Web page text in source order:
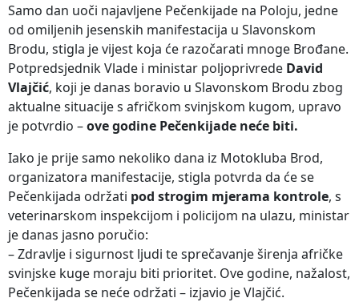
Samo dan uoči najavljene Pečenkijade na Poloju, jedne
od omiljenih jesenskih manifestacija u Slavonskom
Brodu, stigla je vijest koja će razočarati mnoge Brođane.
Potpredsjednik Vlade i ministar poljoprivrede David
Vlajčić, koji je danas boravio u Slavonskom Brodu zbog
aktualne situacije s afričkom svinjskom kugom, upravo
je potvrdio –ove godine Pečenkijade neće biti.
Iako je prije samo nekoliko dana iz Motokluba Brod,
organizatora manifestacije, stigla potvrda da će se
Pečenkijada održati pod strogim mjerama kontrole, s
veterinarskom inspekcijom i policijom na ulazu, ministar
je danas jasno poručio:
– Zdravlje i sigurnost ljudi te sprečavanje širenja afričke
svinjske kuge moraju biti prioritet. Ove godine, nažalost,
Pečenkijada se neće održati – izjavio je Vlajčić.